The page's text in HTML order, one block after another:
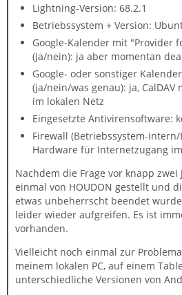
Lightning-Version: 68.2.1
Betriebssystem + Version:
Google-Kalender mit "Provider
(ja/nein): ja aber momentan
Google- oder sonstiger
(ja/nein/was genau): ja, CalDAV
im lokalen Netz
Eingesetzte Antivirensoftware:
Firewall (Betriebssystem-intern/
Hardware für Internetzugang
Nachdem die Frage vor knapp zwei
einmal von HOUDON gestellt und
etwas unbeherrscht beendet
leider wieder aufgreifen. Es ist
vorhanden.
Vielleicht noch einmal zur
meinem lokalen PC, auf einem
unterschiedliche Versionen von